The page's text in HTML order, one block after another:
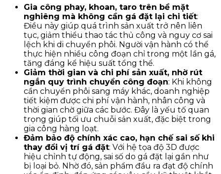
Gia công phay, khoan, taro trên bề mặt
nghiêng mà không cần gá đặt lại chi tiết:
Điều này giúp quá trình sản xuất trở nên liên
tục, giảm thiểu thao tác thủ công và nguy cơ sai
lệch khi di chuyển phôi. Người vận hành có thể
thực hiện nhiều công đoạn chỉ trong một lần gá,
tăng đáng kể hiệu suất tổng thể.
Giảm thời gian và chi phí sản xuất, nhờ rút
ngắn quy trình chuyển công đoạn: Khi không
cần chuyển phôi sang máy khác, doanh nghiệp
tiết kiệm được chi phí vận hành, nhân công và
thời gian chờ giữa các bước. Đây là yếu tố quan
trọng giúp tối ưu chuỗi sản xuất, đặc biệt trong
gia công hàng loạt.
Đảm bảo độ chính xác cao, hạn chế sai số khi
thay đổi vị trí gá đặt: Với hệ tọa độ 3D được
hiệu chỉnh tự động, sai số do gá đặt lại gần như
bị loại bỏ. Nhờ đó, sản phẩm đầu ra đạt độ chính